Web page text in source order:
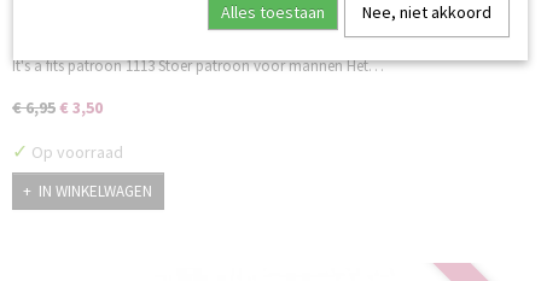
It's a fits patroon 1113 Stoer patroon voor mannen Het…
€ 6,95€ 3,50
✓ Op voorraad
IN WINKELWAGEN
Alles toestaan Nee, niet akkoord